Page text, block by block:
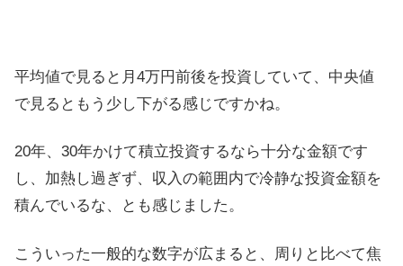
平均値で見ると月4万円前後を投資していて、中央値
で見るともう少し下がる感じですかね。
20年、30年かけて積立投資するなら十分な金額です
し、加熱し過ぎず、収入の範囲内で冷静な投資金額を
積んでいるな、とも感じました。
こういった一般的な数字が広まると、周りと比べて焦